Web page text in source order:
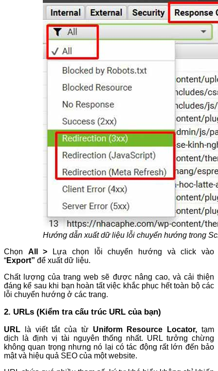
Hướng dẫn xuất dữ liệu lỗi chuyển hướng trong
Chọn All >
Lựa chọn lỗi chuyển hướng và click vào
“Export” để xuất dữ liệu.
Chất lượng của trang web sẽ được nâng cao, và cải thiện
đáng kể sau khi bạn hoàn tất việc khắc phục hết toàn bộ các
lỗi chuyển hướng ở các trang.
2. URLs (Kiểm tra cấu trúc URL của bạn)
URL là viết tắt của từ Uniform Resource Locator,tạm
dịch là định vị tài nguyên thống nhất. URL tưởng chừng
không quan trọng nhưng nó lại có tác động rất lớn đến bảo
mật và hiệu quả SEO của một website.